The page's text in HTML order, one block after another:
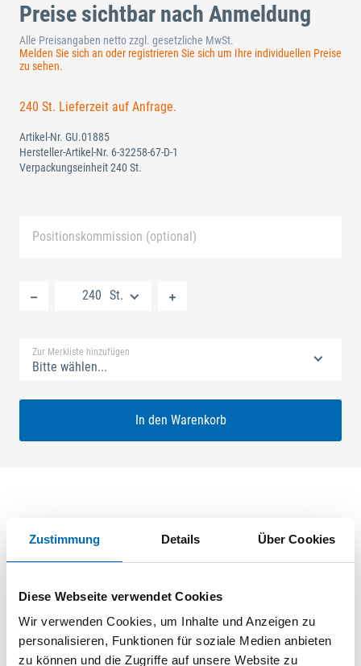
Zustimmung Details Über Cookies
Diese Webseite verwendet Cookies
Wir verwenden Cookies, um Inhalte und Anzeigen zu
personalisieren, Funktionen für soziale Medien anbieten
zu können und die Zugriffe auf unsere Website zu
Preise sichtbar nach Anmeldung
Alle Preisangaben netto zzgl. gesetzliche MwSt.
Melden Sie sich an oder registrieren Sie sich um Ihre individuellen Preise
zu sehen.
240 St. Lieferzeit auf Anfrage.
Artikel-Nr. GU.01885
Hersteller-Artikel-Nr. 6-32258-67-D-1
Verpackungseinheit 240 St.
Positionskommission (optional)
St.
Zur Merkliste hinzufügen
Bitte wählen...
In den Warenkorb
GU Europa 50/70 SZ-R2 Nuss: 7mm Kennkerbe: 1045mm
B1 867,5mm Zwischenverzahnung oben+unten
ferGUard*silber VE: 240,000